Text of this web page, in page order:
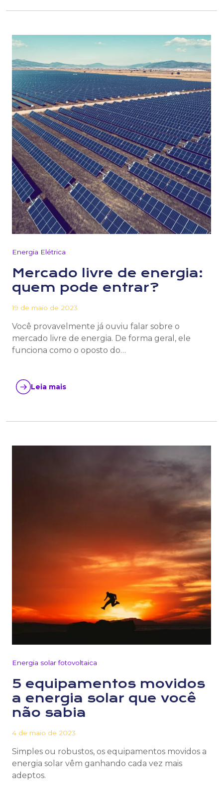
Energia Elétrica
Mercado livre de energia:
quem pode entrar?
19 de maio de 2023
Você provavelmente já ouviu falar sobre o
mercado livre de energia. De forma geral, ele
funciona como o oposto do…
Leia mais
Energia solar fotovoltaica
5 equipamentos movidos
a energia solar que você
não sabia
4 de maio de 2023
Simples ou robustos, os equipamentos movidos a
energia solar vêm ganhando cada vez mais
adeptos.